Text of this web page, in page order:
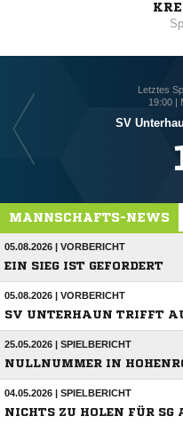
Letztes
19:00 |
SV
MANNSCHAFTS-NEWS
05.08.2026 | VORBERICHT
EIN SIEG IST GEFORDERT
05.08.2026 | VORBERICHT
SV UNTERHAUN TRIFFT
25.05.2026 | SPIELBERICHT
NULLNUMMER IN
04.05.2026 | SPIELBERICHT
NICHTS ZU HOLEN FÜR